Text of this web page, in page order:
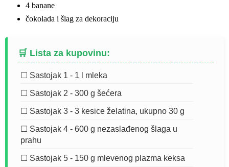
4 banane
čokolada i šlag za dekoraciju
🛒 Lista za kupovinu:
☐ Sastojak 1 - 1 l mleka
☐ Sastojak 2 - 300 g šećera
☐ Sastojak 3 - 3 kesice želatina, ukupno 30 g
☐ Sastojak 4 - 600 g nezaslađenog šlaga u
prahu
☐ Sastojak 5 - 150 g mlevenog plazma keksa